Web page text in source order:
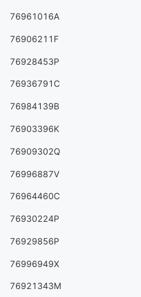
76961016A
76906211F
76928453P
76936791C
76984139B
76903396K
76909302Q
76996887V
76964460C
76930224P
76929856P
76996949X
76921343M